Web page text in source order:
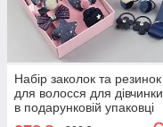
Набір заколок та резинок
для волосся для дівчинки
в подарунковій упаковці